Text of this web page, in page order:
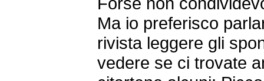
Ma io preferisco
rivista leggere gli
vedere se ci trovate